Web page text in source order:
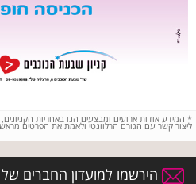
* המידע אודות ארועים ומבצעים הנו באחריות
ליצור קשר עם הגורם הרלוונטי ולאמת את הפרטים
הירשמו למועדון החברים של